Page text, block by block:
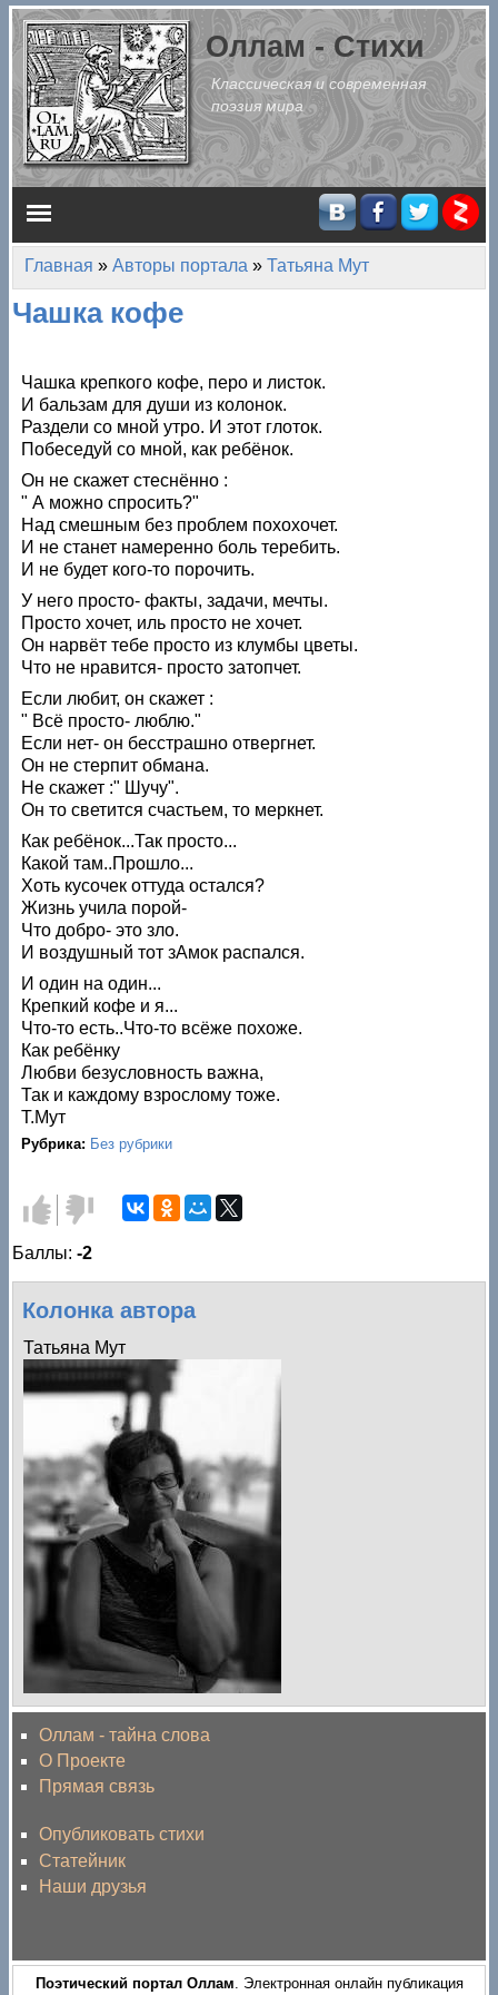
Перейти к основному содержанию
Оллам - Стихи
Классическая и современная
поэзия мира
Главное меню
Вы здесь
Главная » Авторы портала » Татьяна Мут
Чашка кофе
Чашка крепкого кофе, перо и листок.
И бальзам для души из колонок.
Раздели со мной утро. И этот глоток.
Побеседуй со мной, как ребёнок.
Он не скажет стеснённо :
" А можно спросить?"
Над смешным без проблем похохочет.
И не станет намеренно боль теребить.
И не будет кого-то порочить.
У него просто- факты, задачи, мечты.
Просто хочет, иль просто не хочет.
Он нарвёт тебе просто из клумбы цветы.
Что не нравится- просто затопчет.
Если любит, он скажет :
" Всё просто- люблю."
Если нет- он бесстрашно отвергнет.
Он не стерпит обмана.
Не скажет :" Шучу".
Он то светится счастьем, то меркнет.
Как ребёнок...Так просто...
Какой там..Прошло...
Хоть кусочек оттуда остался?
Жизнь учила порой-
Что добро- это зло.
И воздушный тот зАмок распался.
И один на один...
Крепкий кофе и я...
Что-то есть..Что-то всёже похоже.
Как ребёнку
Любви безусловность важна,
Так и каждому взрослому тоже.
Т.Мут
Рубрика: Без рубрики
Голос
за!
Голос
против!
Баллы:-2
Колонка автора
Татьяна Мут
Оллам - тайна слова
О Проекте
Прямая связь
Опубликовать стихи
Статейник
Наши друзья
Поэтический портал Оллам. Электронная онлайн публикация